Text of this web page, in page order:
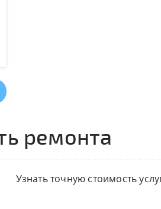
ремонта
Узнать точную стоимость